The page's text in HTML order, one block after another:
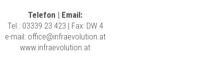
Telefon | Email:
Tel.: 03339 23 423 | Fax: DW 4
e-mail: office@infraevolution.at
www.infraevolution.at